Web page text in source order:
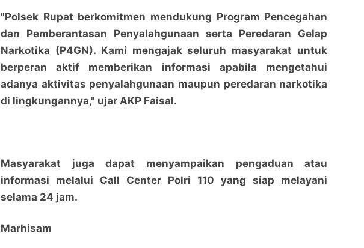
"Polsek Rupat berkomitmen mendukung Program Pencegahan
dan Pemberantasan Penyalahgunaan serta Peredaran Gelap
Narkotika (P4GN). Kami mengajak seluruh masyarakat untuk
berperan aktif memberikan informasi apabila mengetahui
adanya aktivitas penyalahgunaan maupun peredaran narkotika
di lingkungannya," ujar AKP Faisal.
Masyarakat juga dapat menyampaikan pengaduan atau
informasi melalui Call Center Polri 110 yang siap melayani
selama 24 jam.
Marhisam